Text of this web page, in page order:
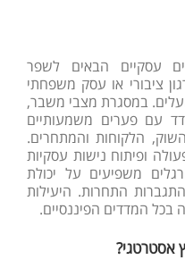
עסקיים הבאים לשפר
ציבורי או עסק משפחתי
במסגרת מצבי משבר,
עם פערים משמעותיים
הלקוחות והמתחרים.
ופיתוח נישות עסקיות
משפיעים על יכולת
התחרות. היעילות
בכל המדדים הפיננסיים.
אסטרטגי?